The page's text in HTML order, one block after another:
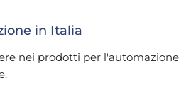
in Italia
nei prodotti per l'automazione